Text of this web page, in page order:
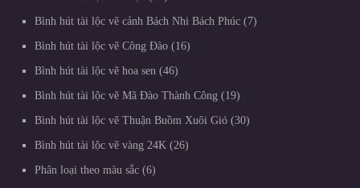
Bình hút tài lộc vẽ cảnh Bách Nhi Bách Phúc 7
Bình hút tài lộc vẽ Công Đào 16
Bình hút tài lộc vẽ hoa sen 46
Bình hút tài lộc vẽ Mã Đào Thành Công 19
Bình hút tài lộc vẽ Thuận Buồm Xuôi Gió 30
Bình hút tài lộc vẽ vàng 24K 26
Phân loại theo màu sắc 6